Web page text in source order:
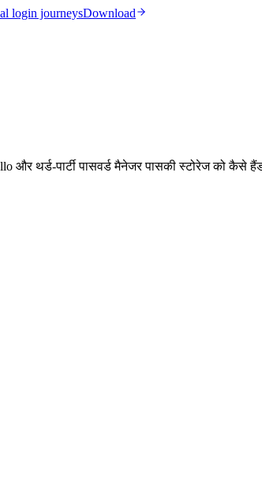
login journeysDownload
और थर्ड-पार्टी पासवर्ड मैनेजर पासकी स्टोरेज को कैसे